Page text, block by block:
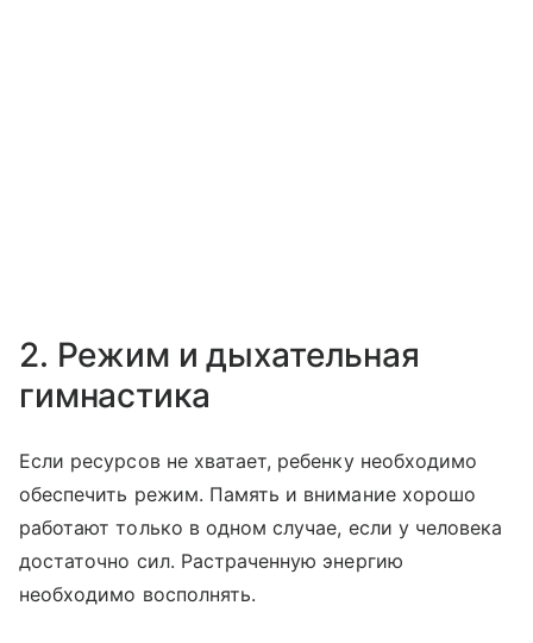
2. Режим и дыхательная
гимнастика
Если ресурсов не хватает, ребенку необходимо
обеспечить режим. Память и внимание хорошо
работают только в одном случае, если у человека
достаточно сил. Растраченную энергию
необходимо восполнять.